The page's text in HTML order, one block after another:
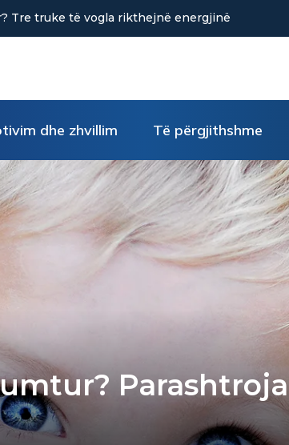
e stresit?
dhe zhvillim Të përgjithshme
Parashtroja